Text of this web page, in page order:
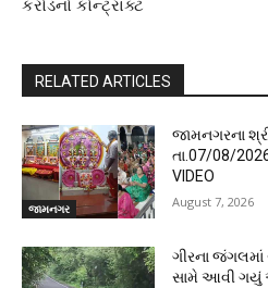
કરોડનો કોન્ટ્રાક્ટ
RELATED ARTICLES
જામનગર
જામનગરના
તા.07/08/
VIDEO
August 7, 2026
ગીરના
સામે આવી ગયું